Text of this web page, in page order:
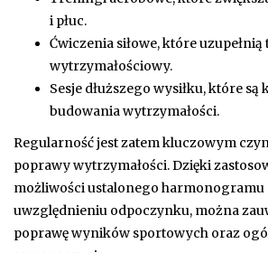
i płuc.
Ćwiczenia siłowe, które
wytrzymałościowy.
Sesje dłuższego wysiłku, które są
budowania wytrzymałości.
Regularność jest zatem kluczowym
poprawy wytrzymałości. Dzięki
możliwości ustalonego harmonogramu
uwzględnieniu odpoczynku, można
poprawę wyników sportowych oraz